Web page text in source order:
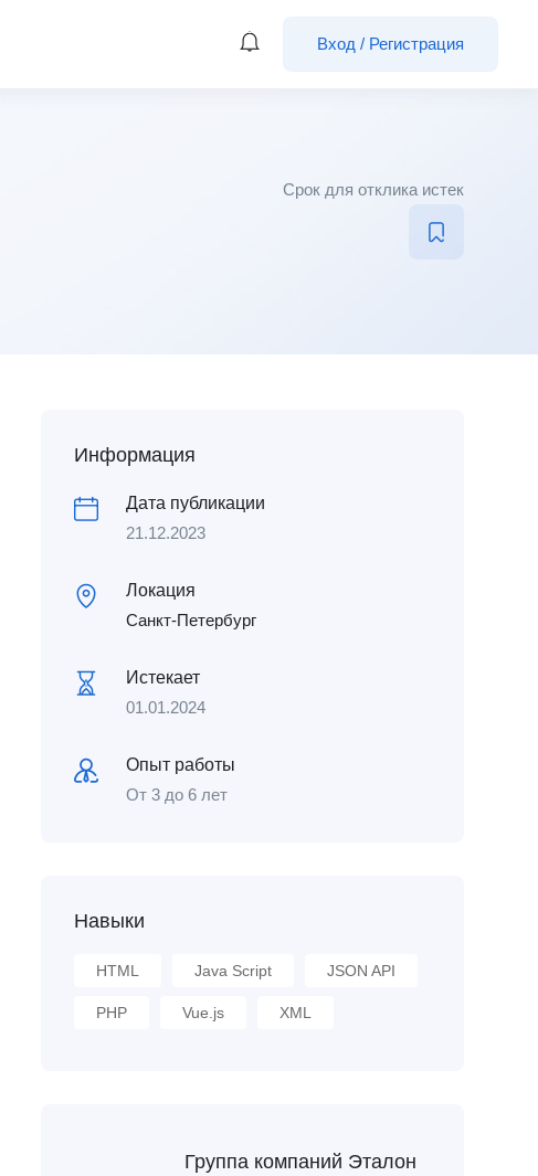
Вход / Регистрация
Срок для отклика истек
Информация
Дата публикации
21.12.2023
Локация
Санкт-Петербург
Истекает
01.01.2024
Опыт работы
От 3 до 6 лет
Навыки
HTML Java Script JSON API
PHP Vue.js XML
Группа компаний Эталон